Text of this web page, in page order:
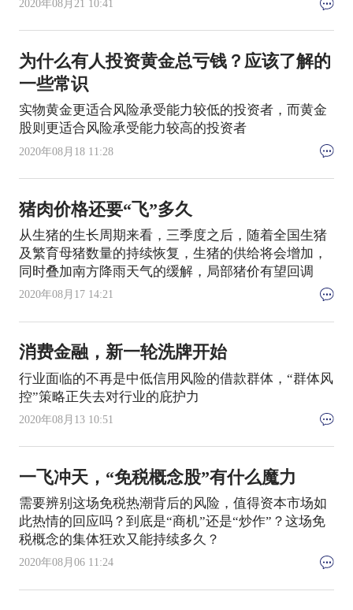
2020年08月21 10:41
为什么有人投资黄金总亏钱？应该了解的
一些常识
实物黄金更适合风险承受能力较低的投资者，而黄金
股则更适合风险承受能力较高的投资者
2020年08月18 11:28
猪肉价格还要“飞”多久
从生猪的生长周期来看，三季度之后，随着全国生猪
及繁育母猪数量的持续恢复，生猪的供给将会增加，
同时叠加南方降雨天气的缓解，局部猪价有望回调
2020年08月17 14:21
消费金融，新一轮洗牌开始
行业面临的不再是中低信用风险的借款群体，“群体风
控”策略正失去对行业的庇护力
2020年08月13 10:51
一飞冲天，“免税概念股”有什么魔力
需要辨别这场免税热潮背后的风险，值得资本市场如
此热情的回应吗？到底是“商机”还是“炒作”？这场免
税概念的集体狂欢又能持续多久？
2020年08月06 11:24